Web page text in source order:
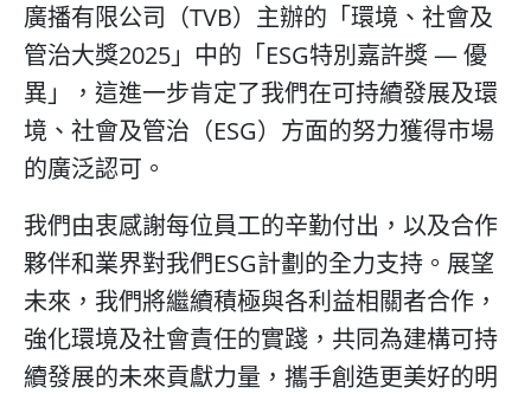
廣播有限公司（TVB）主辦的「環境、社會及
管治大獎2025」中的「ESG特別嘉許獎 — 優
異」，這進一步肯定了我們在可持續發展及環
境、社會及管治（ESG）方面的努力獲得市場
的廣泛認可。
我們由衷感謝每位員工的辛勤付出，以及合作
夥伴和業界對我們ESG計劃的全力支持。展望
未來，我們將繼續積極與各利益相關者合作，
強化環境及社會責任的實踐，共同為建構可持
續發展的未來貢獻力量，攜手創造更美好的明